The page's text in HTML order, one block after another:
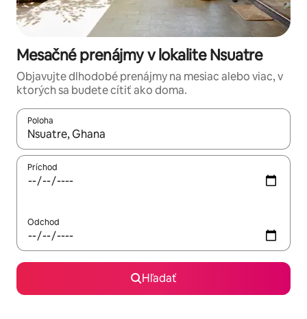
Mesačné prenájmy v lokalite Nsuatre
Objavujte dlhodobé prenájmy na mesiac alebo viac, v
ktorých sa budete cítiť ako doma.
Poloha
Keď budú výsledky k dispozícii, môžete si ich prechádzať
Príchod
Odchod
Hľadať